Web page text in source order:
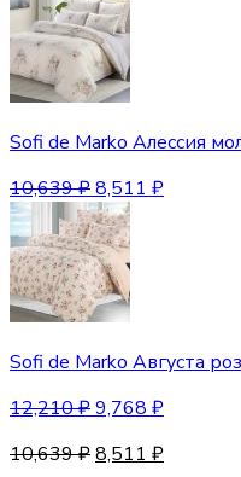
Sofi de Marko Алессия
10,639₽8,511 ₽
Sofi de Marko Августа
12,210₽9,768 ₽
10,639₽8,511 ₽